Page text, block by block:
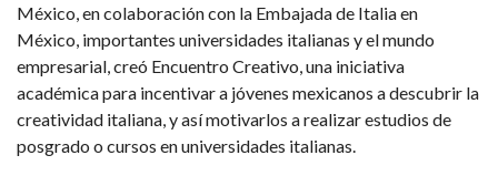
México, en colaboración con la Embajada de Italia en
México, importantes universidades italianas y el mundo
empresarial, creó Encuentro Creativo, una iniciativa
académica para incentivar a jóvenes mexicanos a descubrir la
creatividad italiana, y así motivarlos a realizar estudios de
posgrado o cursos en universidades italianas.